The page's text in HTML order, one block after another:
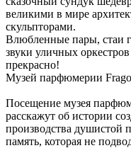
великими в мире
скульпторами.
Влюбленные пары, стаи
звуки уличных
прекрасно!
Музей парфюмерии
Посещение музея
расскажут об истории
производства
память, которая не